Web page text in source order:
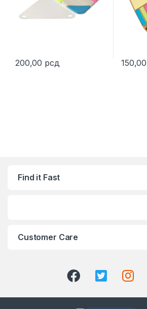
200,00 рсд
This product has multiple variants.
150,00
This
Find it Fast
Customer Care